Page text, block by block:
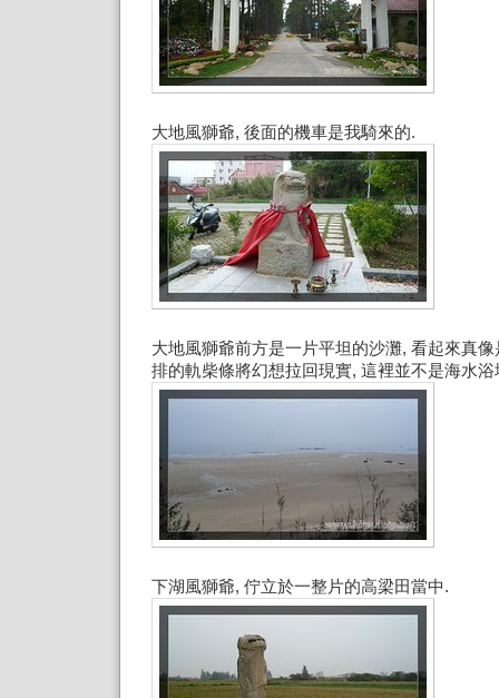
大地風獅爺, 後面的機車是我騎來的.
大地風獅爺前方是一片平坦的沙灘, 看起來真
排的軌柴條將幻想拉回現實, 這裡並不是海水浴
下湖風獅爺, 佇立於一整片的高梁田當中.